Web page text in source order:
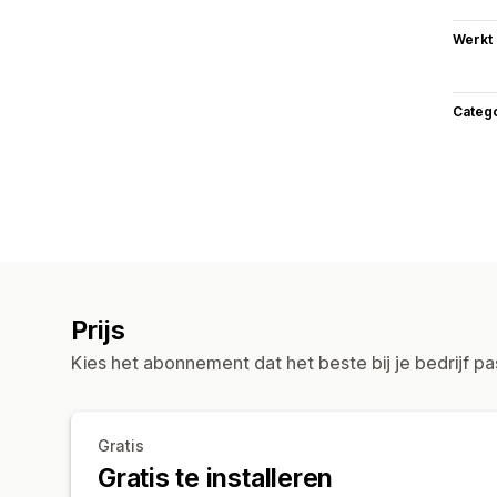
Werkt
Prijs
Kies het abonnement dat het beste bij je bedrijf
Gratis
Gratis te installeren